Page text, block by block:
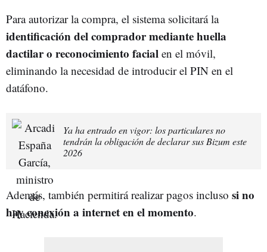
Para autorizar la compra, el sistema solicitará la
identificación del comprador mediante huella
dactilar o reconocimiento facial en el móvil,
eliminando la necesidad de introducir el PIN en el
datáfono.
Ya ha entrado en vigor: los particulares no
tendrán la obligación de declarar sus Bizum este
2026
Además, también permitirá realizar pagos incluso si no
hay conexión a internet en el momento.